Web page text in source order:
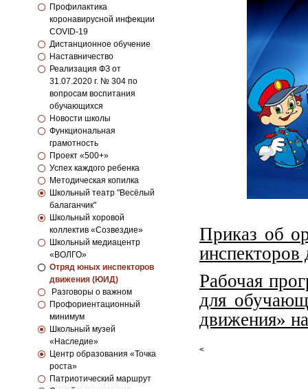
Профилактика
коронавирусной инфекции
COVID-19
Дистанционное обучение
Наставничество
Реализация ФЗ от
31.07.2020 г. № 304 по
вопросам воспитания
обучающихся
Новости школы
Функциональная
грамотность
Проект «500+»
Успех каждого ребенка
Методическая копилка
Школьный театр "Весёлый
балаганчик"
Школьный хоровой
коллектив «Созвездие»
Школьный медиацентр
«ВОЛГО»
Отряд юных инспекторов
движения (ЮИД)
Разговоры о важном
Профориентационный
минимум
Школьный музей
«Наследие»
Центр образования «Точка
роста»
Патриотический маршрут
Приказ об
Рабочая
для
движения»
<